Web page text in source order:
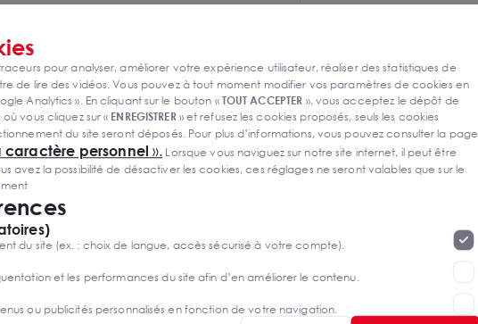
pour analyser, améliorer votre expérience utilisateur, réaliser des statistiques de
de lire des vidéos. Vous pouvez à tout moment modifier vos paramètres de cookies en
Analytics ». En cliquant sur le bouton «TOUT ACCEPTER », vous acceptez le dépôt de
vous cliquez sur « ENREGISTRER» et refusez les cookies proposés, seuls les cookies
du site seront déposés. Pour plus d’informations, vous pouvez consulter la page
caractère personnel ». Lorsque vous naviguez sur notre site internet, il peut être
avez la possibilité de désactiver les cookies, ces réglages ne seront valables que sur le
du site (ex. : choix de langue, accès sécurisé à votre compte).
et les performances du site afin d’en améliorer le contenu.
ou publicités personnalisés en fonction de votre navigation.